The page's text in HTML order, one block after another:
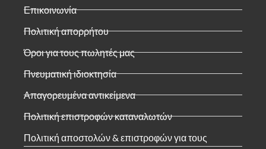
Επικοινωνία
Πολιτική απορρήτου
Όροι για τους πωλητές μας
Πνευματική ιδιοκτησία
Απαγορευμένα αντικείμενα
Πολιτική επιστροφών καταναλωτών
Πολιτική αποστολών & επιστροφών για τους